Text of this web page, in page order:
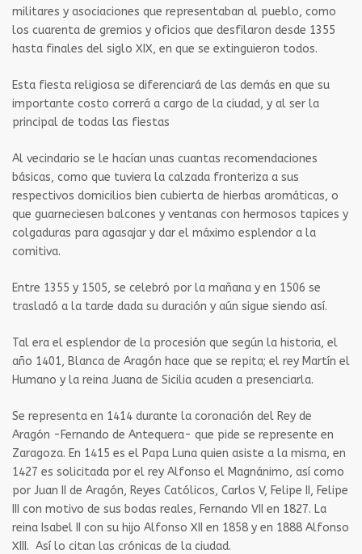
militares y asociaciones que representaban al pueblo, como
los cuarenta de gremios y oficios que desfilaron desde 1355
hasta finales del siglo XIX, en que se extinguieron todos.
Esta fiesta religiosa se diferenciará de las demás en que su
importante costo correrá a cargo de la ciudad, y al ser la
principal de todas las fiestas
Al vecindario se le hacían unas cuantas recomendaciones
básicas, como que tuviera la calzada fronteriza a sus
respectivos domicilios bien cubierta de hierbas aromáticas, o
que guarneciesen balcones y ventanas con hermosos tapices y
colgaduras para agasajar y dar el máximo esplendor a la
comitiva.
Entre 1355 y 1505, se celebró por la mañana y en 1506 se
trasladó a la tarde dada su duración y aún sigue siendo así.
Tal era el esplendor de la procesión que según la historia, el
año 1401, Blanca de Aragón hace que se repita; el rey Martín el
Humano y la reina Juana de Sicilia acuden a presenciarla.
Se representa en 1414 durante la coronación del Rey de
Aragón -Fernando de Antequera- que pide se represente en
Zaragoza. En 1415 es el Papa Luna quien asiste a la misma, en
1427 es solicitada por el rey Alfonso el Magnánimo, así como
por Juan II de Aragón, Reyes Católicos, Carlos V, Felipe II, Felipe
III con motivo de sus bodas reales, Fernando VII en 1827. La
reina Isabel II con su hijo Alfonso XII en 1858 y en 1888 Alfonso
XIII. Así lo citan las crónicas de la ciudad.